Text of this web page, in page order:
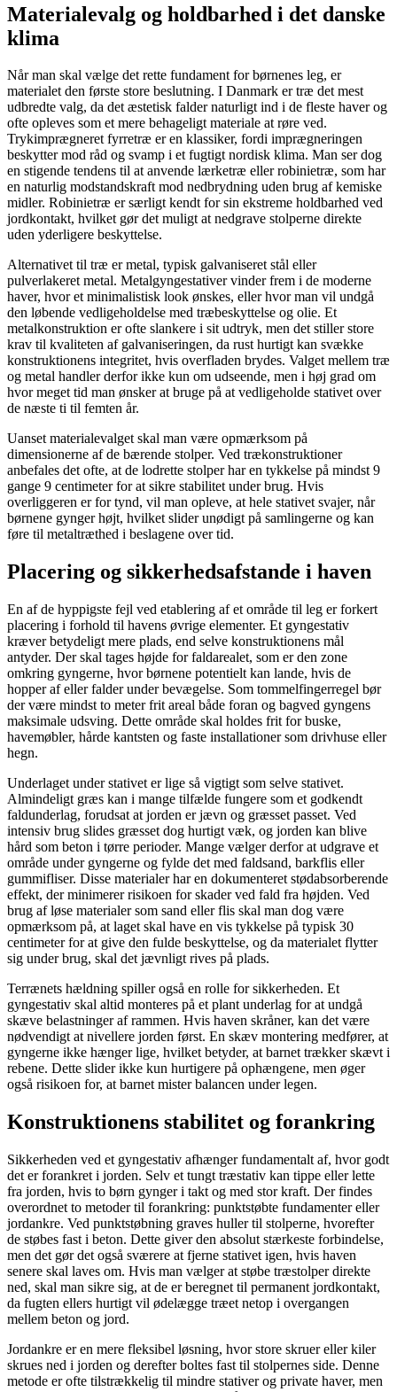
Materialevalg og holdbarhed i det danske
klima
Når man skal vælge det rette fundament for børnenes leg, er
materialet den første store beslutning. I Danmark er træ det mest
udbredte valg, da det æstetisk falder naturligt ind i de fleste haver og
ofte opleves som et mere behageligt materiale at røre ved.
Trykimprægneret fyrretræ er en klassiker, fordi imprægneringen
beskytter mod råd og svamp i et fugtigt nordisk klima. Man ser dog
en stigende tendens til at anvende lærketræ eller robinietræ, som har
en naturlig modstandskraft mod nedbrydning uden brug af kemiske
midler. Robinietræ er særligt kendt for sin ekstreme holdbarhed ved
jordkontakt, hvilket gør det muligt at nedgrave stolperne direkte
uden yderligere beskyttelse.
Alternativet til træ er metal, typisk galvaniseret stål eller
pulverlakeret metal. Metalgyngestativer vinder frem i de moderne
haver, hvor et minimalistisk look ønskes, eller hvor man vil undgå
den løbende vedligeholdelse med træbeskyttelse og olie. Et
metalkonstruktion er ofte slankere i sit udtryk, men det stiller store
krav til kvaliteten af galvaniseringen, da rust hurtigt kan svække
konstruktionens integritet, hvis overfladen brydes. Valget mellem træ
og metal handler derfor ikke kun om udseende, men i høj grad om
hvor meget tid man ønsker at bruge på at vedligeholde stativet over
de næste ti til femten år.
Uanset materialevalget skal man være opmærksom på
dimensionerne af de bærende stolper. Ved trækonstruktioner
anbefales det ofte, at de lodrette stolper har en tykkelse på mindst 9
gange 9 centimeter for at sikre stabilitet under brug. Hvis
overliggeren er for tynd, vil man opleve, at hele stativet svajer, når
børnene gynger højt, hvilket slider unødigt på samlingerne og kan
føre til metaltræthed i beslagene over tid.
Placering og sikkerhedsafstande i haven
En af de hyppigste fejl ved etablering af et område til leg er forkert
placering i forhold til havens øvrige elementer. Et gyngestativ
kræver betydeligt mere plads, end selve konstruktionens mål
antyder. Der skal tages højde for faldarealet, som er den zone
omkring gyngerne, hvor børnene potentielt kan lande, hvis de
hopper af eller falder under bevægelse. Som tommelfingerregel bør
der være mindst to meter frit areal både foran og bagved gyngens
maksimale udsving. Dette område skal holdes frit for buske,
havemøbler, hårde kantsten og faste installationer som drivhuse eller
hegn.
Underlaget under stativet er lige så vigtigt som selve stativet.
Almindeligt græs kan i mange tilfælde fungere som et godkendt
faldunderlag, forudsat at jorden er jævn og græsset passet. Ved
intensiv brug slides græsset dog hurtigt væk, og jorden kan blive
hård som beton i tørre perioder. Mange vælger derfor at udgrave et
område under gyngerne og fylde det med faldsand, barkflis eller
gummifliser. Disse materialer har en dokumenteret stødabsorberende
effekt, der minimerer risikoen for skader ved fald fra højden. Ved
brug af løse materialer som sand eller flis skal man dog være
opmærksom på, at laget skal have en vis tykkelse på typisk 30
centimeter for at give den fulde beskyttelse, og da materialet flytter
sig under brug, skal det jævnligt rives på plads.
Terrænets hældning spiller også en rolle for sikkerheden. Et
gyngestativ skal altid monteres på et plant underlag for at undgå
skæve belastninger af rammen. Hvis haven skråner, kan det være
nødvendigt at nivellere jorden først. En skæv montering medfører, at
gyngerne ikke hænger lige, hvilket betyder, at barnet trækker skævt i
rebene. Dette slider ikke kun hurtigere på ophængene, men øger
også risikoen for, at barnet mister balancen under legen.
Konstruktionens stabilitet og forankring
Sikkerheden ved et gyngestativ afhænger fundamentalt af, hvor godt
det er forankret i jorden. Selv et tungt træstativ kan tippe eller lette
fra jorden, hvis to børn gynger i takt og med stor kraft. Der findes
overordnet to metoder til forankring: punktstøbte fundamenter eller
jordankre. Ved punktstøbning graves huller til stolperne, hvorefter
de støbes fast i beton. Dette giver den absolut stærkeste forbindelse,
men det gør det også sværere at fjerne stativet igen, hvis haven
senere skal laves om. Hvis man vælger at støbe træstolper direkte
ned, skal man sikre sig, at de er beregnet til permanent jordkontakt,
da fugten ellers hurtigt vil ødelægge træet netop i overgangen
mellem beton og jord.
Jordankre er en mere fleksibel løsning, hvor store skruer eller kiler
skrues ned i jorden og derefter boltes fast til stolpernes side. Denne
metode er ofte tilstrækkelig til mindre stativer og private haver, men